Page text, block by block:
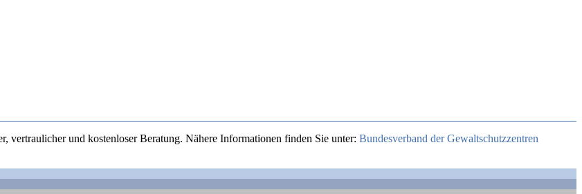
vertraulicher und kostenloser Beratung. Nähere Informationen finden Sie unter: Bundesverband der Gewaltschutzzentren